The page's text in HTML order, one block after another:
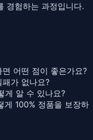
경험하는 과정입니다.
어떤 점이 좋은가요?
가 없나요?
게 알 수 있나요?
게 100% 정품을 보장하